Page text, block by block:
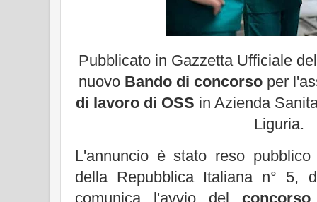
Pubblicato in Gazzetta Ufficiale
nuovo Bando di concorso per
di lavoro di OSS in Azienda
Liguria.
L'annuncio è stato reso
della Repubblica Italiana n° 5,
comunica l'avvio del